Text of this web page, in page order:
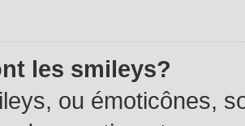
les smileys?
ou émoticônes,